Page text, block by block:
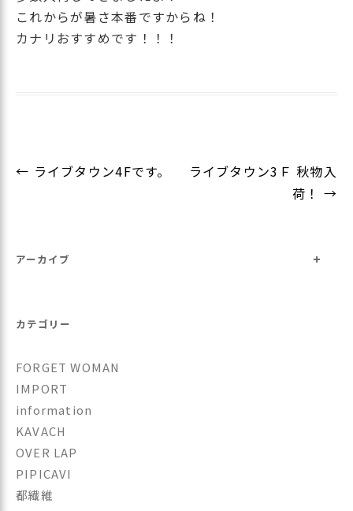
これからが暑さ本番ですからね！
カナリおすすめです！！！
投
ゲ
ョ
← ライブタウン4Fです。
ライブタウン3Ｆ 秋物入
荷！ →
アーカイブ +
カテゴリー
FORGET WOMAN
IMPORT
information
KAVACH
OVER LAP
PIPICAVI
都繊維